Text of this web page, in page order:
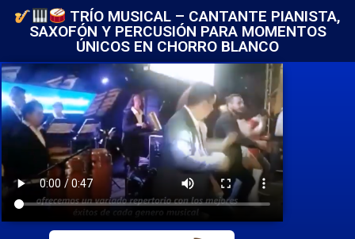
TRÍO MUSICAL – CANTANTE PIANISTA,
SAXOFÓN Y PERCUSIÓN PARA MOMENTOS
ÚNICOS EN CHORRO BLANCO